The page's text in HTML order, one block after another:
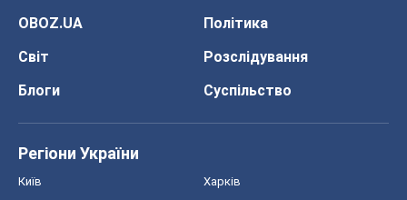
OBOZ.UA
Політика
Світ
Розслідування
Блоги
Суспільство
Регіони України
Київ Харків